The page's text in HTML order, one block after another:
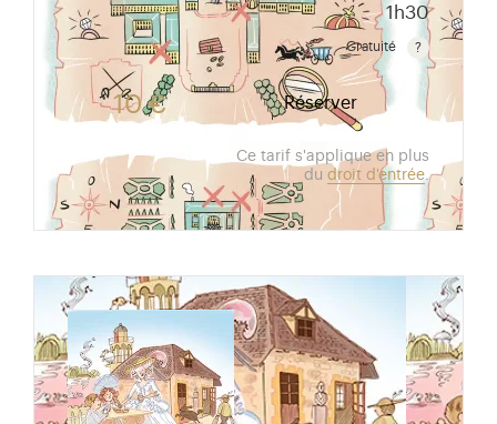
1h30
Gratuité
Gratuit pour les enfants de moins de 10 ans.Tarif
10 € Réserver
Ce tarif s'applique en plus
du droit d'entrée.